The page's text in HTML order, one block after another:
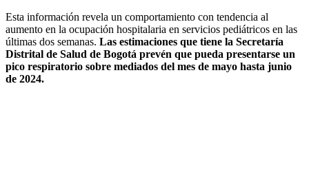
Esta información revela un comportamiento con tendencia al
aumento en la ocupación hospitalaria en servicios pediátricos en las
últimas dos semanas. Las estimaciones que tiene la Secretaría
Distrital de Salud de Bogotá prevén que pueda presentarse un
pico respiratorio sobre mediados del mes de mayo hasta junio
de 2024.